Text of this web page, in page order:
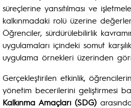
süreçlerine yansıtılması ve
kalkınmadaki rolü üzerine
Öğrenciler, sürdürülebilirlik
uygulamaları içindeki somut
uygulama örnekleri üzerinden
Gerçekleştirilen etkinlik,
yönetim becerilerini geliştirmesi
Kalkınma Amaçları (SDG)